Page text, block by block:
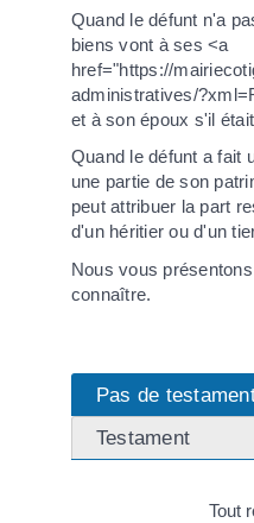
Quand le défunt n'a
biens vont à ses <a
href="https://
administratives/
et à son époux s'il
Quand le défunt a fait
une partie de son
peut attribuer la part
d'un héritier ou d'un
Nous vous
connaître.
Pas de
Testament
Tout